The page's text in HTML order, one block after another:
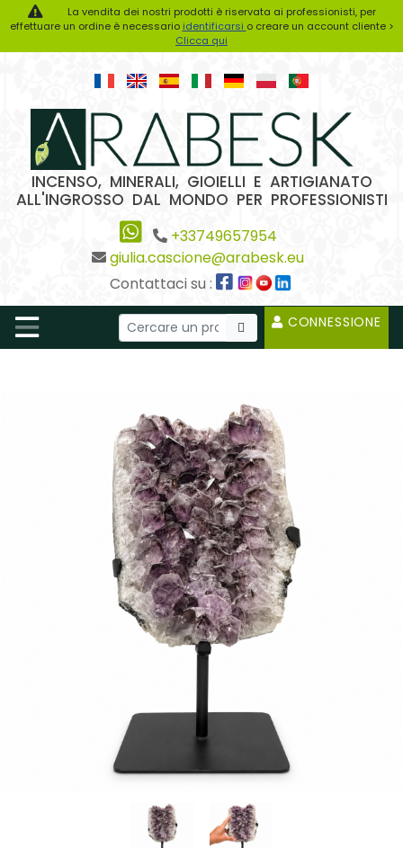
La vendita dei nostri prodotti è riservata ai professionisti, per
effettuare un ordine è necessario identificarsi o creare un account cliente >
Clicca qui
INCENSO, MINERALI, GIOIELLI E ARTIGIANATO
ALL'INGROSSO DAL MONDO PER PROFESSIONISTI
+33749657954
giulia.cascione@arabesk.eu
Contattaci su :
CONNESSIONE